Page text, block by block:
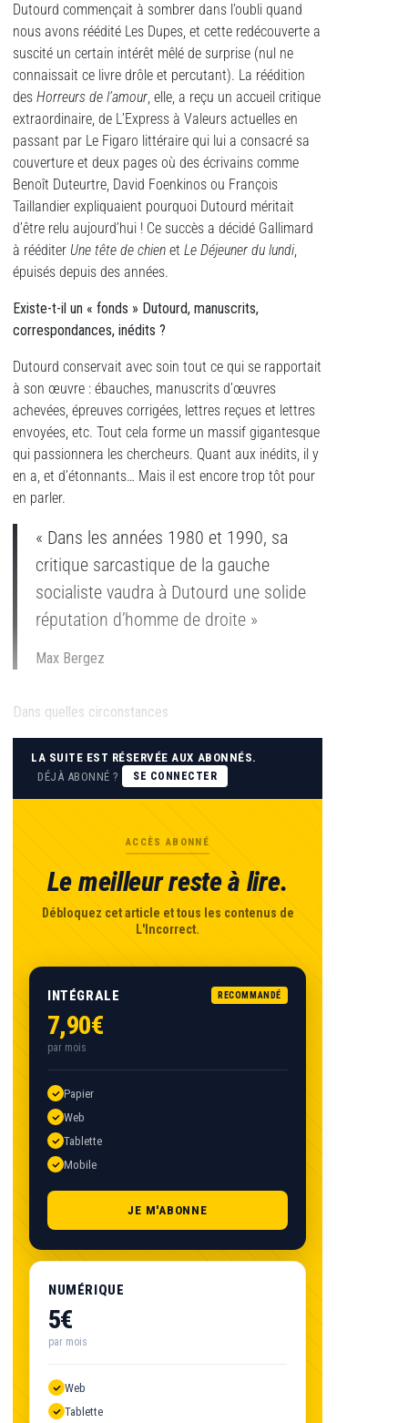
Dutourd commençait à sombrer dans l’oubli quand
nous avons réédité Les Dupes, et cette redécouverte a
suscité un certain intérêt mêlé de surprise (nul ne
connaissait ce livre drôle et percutant). La réédition
des Horreurs de l’amour, elle, a reçu un accueil critique
extraordinaire, de L’Express à Valeurs actuelles en
passant par Le Figaro littéraire qui lui a consacré sa
couverture et deux pages où des écrivains comme
Benoît Duteurtre, David Foenkinos ou François
Taillandier expliquaient pourquoi Dutourd méritait
d’être relu aujourd’hui ! Ce succès a décidé Gallimard
à rééditer Une tête de chien et Le Déjeuner du lundi,
épuisés depuis des années.
Existe-t-il un « fonds » Dutourd, manuscrits,
correspondances, inédits ?
Dutourd conservait avec soin tout ce qui se rapportait
à son œuvre : ébauches, manuscrits d’œuvres
achevées, épreuves corrigées, lettres reçues et lettres
envoyées, etc. Tout cela forme un massif gigantesque
qui passionnera les chercheurs. Quant aux inédits, il y
en a, et d’étonnants… Mais il est encore trop tôt pour
en parler.
« Dans les années 1980 et 1990, sa
critique sarcastique de la gauche
socialiste vaudra à Dutourd une solide
réputation d’homme de droite »
Max Bergez
Dans quelles circonstances
LA SUITE EST RÉSERVÉE AUX ABONNÉS.
DÉJÀ ABONNÉ ?
SE CONNECTER
ACCÈS ABONNÉ
Le meilleur reste à lire.
Débloquez cet article et tous les contenus de
L'Incorrect.
INTÉGRALE RECOMMANDÉ
7,90€
par mois
Papier
Web
Tablette
Mobile
JE M'ABONNE
NUMÉRIQUE
5€
par mois
Web
Tablette